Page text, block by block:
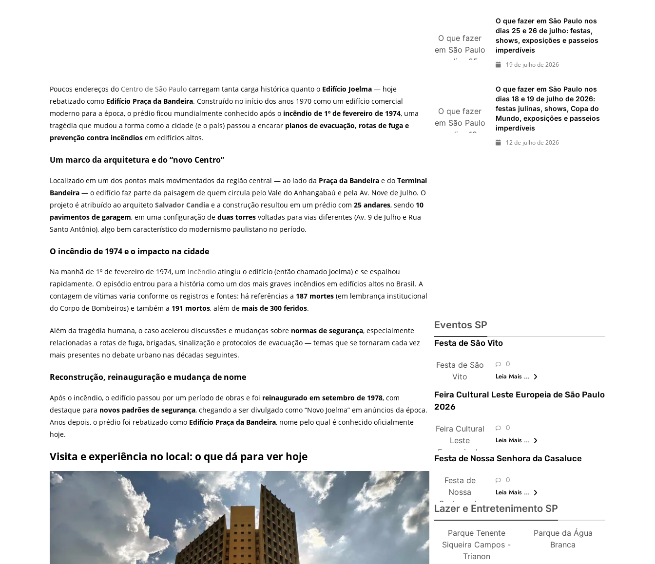
Poucos endereços do Centro de São Paulo carregam tanta carga histórica quanto o Edifício Joelma — hoje
rebatizado como Edifício Praça da Bandeira. Construído no início dos anos 1970 como um edifício comercial
moderno para a época, o prédio ficou mundialmente conhecido após o incêndio de 1º de fevereiro de 1974, uma
tragédia que mudou a forma como a cidade (e o país) passou a encarar planos de evacuação, rotas de fuga e
prevenção contra incêndios em edifícios altos.
Um marco da arquitetura e do “novo Centro”
Localizado em um dos pontos mais movimentados da região central — ao lado da Praça da Bandeira e do Terminal
Bandeira — o edifício faz parte da paisagem de quem circula pelo Vale do Anhangabaú e pela Av. Nove de Julho. O
projeto é atribuído ao arquiteto Salvador Candia e a construção resultou em um prédio com 25 andares, sendo 10
pavimentos de garagem, em uma configuração de duas torres voltadas para vias diferentes (Av. 9 de Julho e Rua
Santo Antônio), algo bem característico do modernismo paulistano no período.
O incêndio de 1974 e o impacto na cidade
Na manhã de 1º de fevereiro de 1974, um incêndio atingiu o edifício (então chamado Joelma) e se espalhou
rapidamente. O episódio entrou para a história como um dos mais graves incêndios em edifícios altos no Brasil. A
contagem de vítimas varia conforme os registros e fontes: há referências a 187 mortes (em lembrança institucional
do Corpo de Bombeiros) e também a 191 mortos, além de mais de 300 feridos.
Além da tragédia humana, o caso acelerou discussões e mudanças sobre normas de segurança, especialmente
relacionadas a rotas de fuga, brigadas, sinalização e protocolos de evacuação — temas que se tornaram cada vez
mais presentes no debate urbano nas décadas seguintes.
Reconstrução, reinauguração e mudança de nome
Após o incêndio, o edifício passou por um período de obras e foi reinaugurado em setembro de 1978, com
destaque para novos padrões de segurança, chegando a ser divulgado como “Novo Joelma” em anúncios da época.
Anos depois, o prédio foi rebatizado como Edifício Praça da Bandeira, nome pelo qual é conhecido oficialmente
hoje.
Visita e experiência no local: o que dá para ver hoje
exposições,
parques e
passeios
O que fazer
em São Paulo
nos dias 25 e
exposições e
passeios
imperdíveis
O que fazer em São Paulo nos
dias 25 e 26 de julho: festas,
shows, exposições e passeios
imperdíveis
19 de julho de 2026
O que fazer
em São Paulo
nos dias 18 e
O que fazer em São Paulo nos
dias 18 e 19 de julho de 2026:
festas julinas, shows, Copa do
Mundo, exposições e passeios
imperdíveis
12 de julho de 2026
Eventos SP
Festa de São Vito
Festa de São
Vito
0
Leia Mais ...
Feira Cultural Leste Europeia de São Paulo
2026
Feira Cultural
Leste
Europeia de
São Paulo
0
Leia Mais ...
Festa de Nossa Senhora da Casaluce
Festa de
Nossa
Senhora da
Casaluce
0
Leia Mais ...
Lazer e Entretenimento SP
Parque Tenente
Siqueira Campos -
Trianon
Parque da Água
Branca